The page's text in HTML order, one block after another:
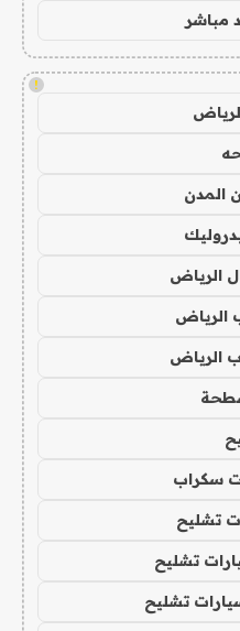
مباشر
!
المدن
الرياض
الرياض
سكراب
تشليح
تشليح
تشليح